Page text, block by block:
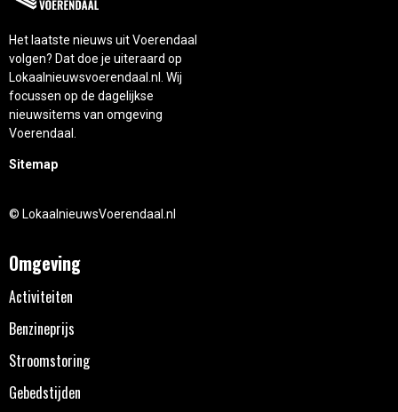
Het laatste nieuws uit Voerendaal
volgen? Dat doe je uiteraard op
Lokaalnieuwsvoerendaal.nl. Wij
focussen op de dagelijkse
nieuwsitems van omgeving
Voerendaal.
Sitemap
© LokaalnieuwsVoerendaal.nl
Omgeving
Activiteiten
Benzineprijs
Stroomstoring
Gebedstijden